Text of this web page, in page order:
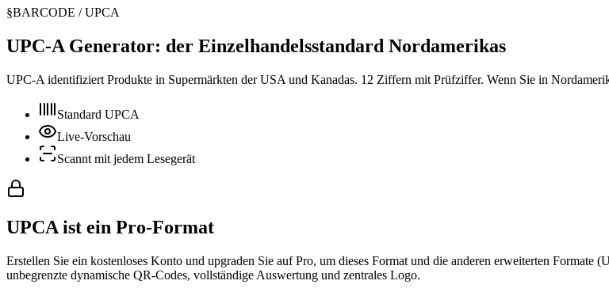
§BARCODE /UPCA
UPC-A Generator: der Einzelhandelsstandard Nordamerikas
UPC-A identifiziert Produkte in Supermärkten der USA und Kanadas. 12 Ziffern mit Prüfziffer. Wenn Sie in
Standard UPCA
Live-Vorschau
Scannt mit jedem Lesegerät
UPCA ist ein Pro-Format
Erstellen Sie ein kostenloses Konto und upgraden Sie auf Pro, um dieses Format und die anderen erweiterten
unbegrenzte dynamische QR-Codes, vollständige Auswertung und zentrales Logo.